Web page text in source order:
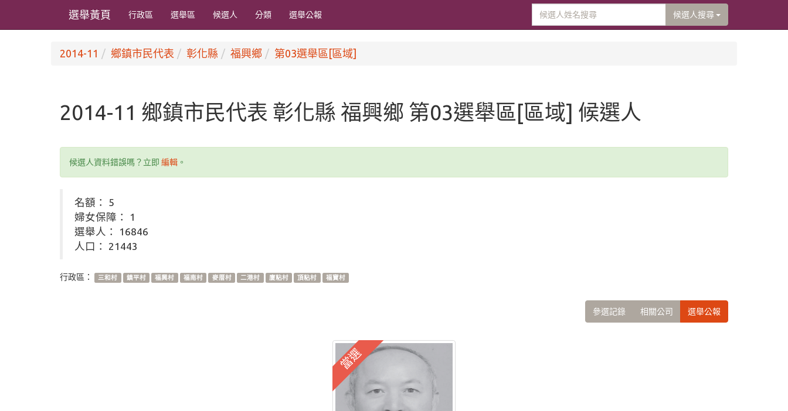
選舉黃頁 行政區 選舉區 候選人 分類 選舉公報 候選人搜尋
2014-11 鄉鎮市民代表 彰化縣 福興鄉 第03選舉區[區域]
2014-11 鄉鎮市民代表 彰化縣 福興鄉 第03選舉區[區域] 候選人
候選人資料錯誤嗎？立即 編輯 。
名額： 5
婦女保障： 1
選舉人： 16846
人口： 21443
行政區： 三和村 鎮平村 福興村 福南村 麥厝村 二港村 廈粘村 頂粘村 福寶村
參選記錄 相關公司 選舉公報
當選